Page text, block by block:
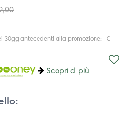
30gg antecedenti alla promozione: €
Scopri di più